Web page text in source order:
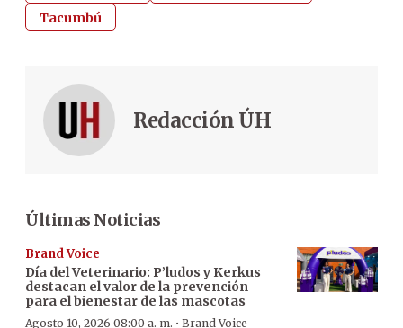
Tacumbú
Redacción ÚH
Últimas Noticias
Brand Voice
Día del Veterinario: P’ludos y Kerkus
destacan el valor de la prevención
para el bienestar de las mascotas
Agosto 10, 2026 08:00 a. m. · Brand Voice